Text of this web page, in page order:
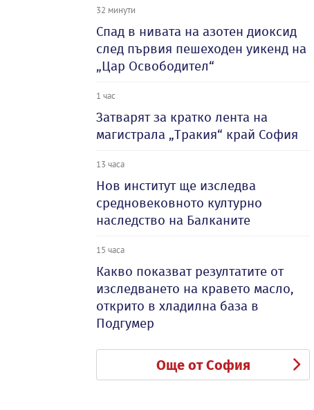
32 минути
Спад в нивата на азотен диоксид
след първия пешеходен уикенд на
„Цар Освободител“
1 час
Затварят за кратко лента на
магистрала „Тракия“ край София
13 часа
Нов институт ще изследва
средновековното културно
наследство на Балканите
15 часа
Какво показват резултатите от
изследването на кравето масло,
открито в хладилна база в
Подгумер
Още от София